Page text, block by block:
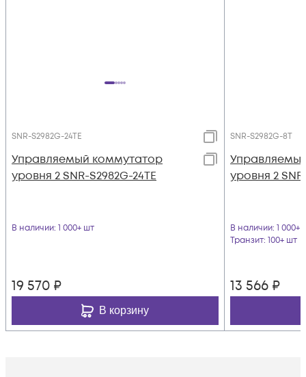
SNR-S2982G-24TE
Управляемый коммутатор
уровня 2 SNR-S2982G-24TE
В наличии: 1 000+ шт
19 570 ₽
В корзину
SNR-S2982G-8T
уровня 2
В наличии: 1 000+
Транзит: 100+ шт
13 566 ₽